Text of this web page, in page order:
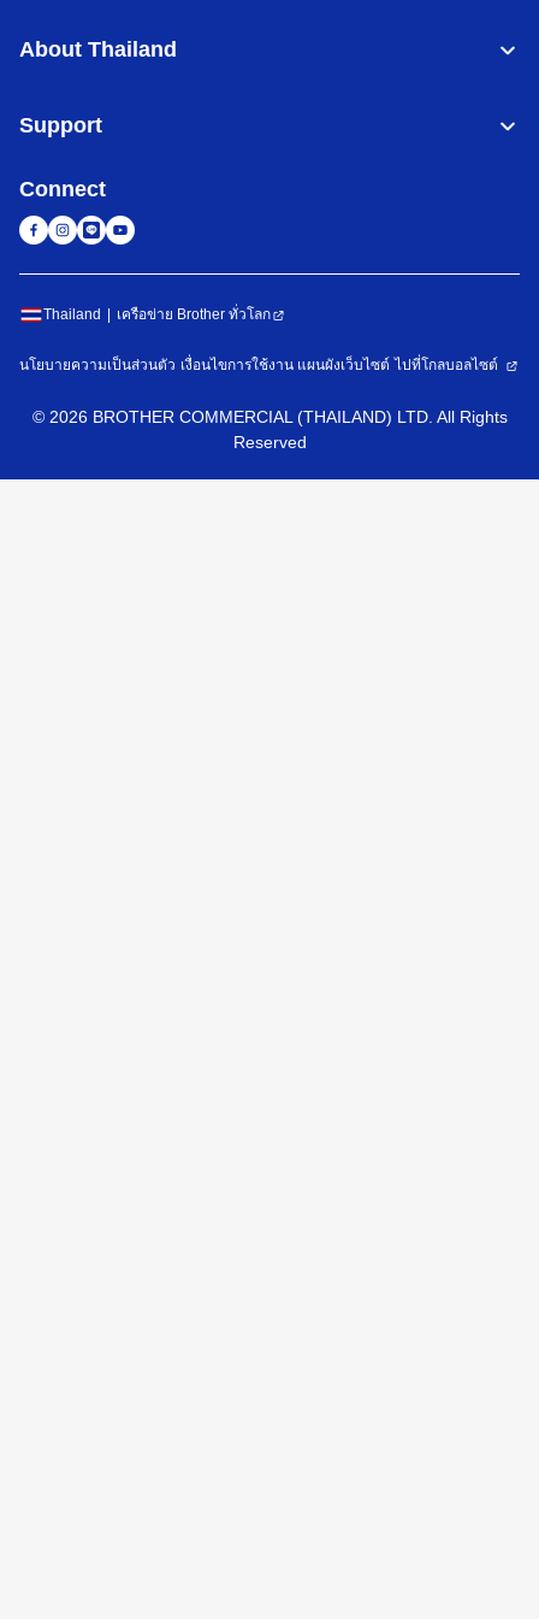
About Thailand
Support
Connect
Thailand เครือข่าย Brother ทั่วโลก
นโยบายความเป็นส่วนตัว เงื่อนไขการใช้งาน แผนผังเว็บไซต์ ไปที่โกลบอลไซต์
© 2026 BROTHER COMMERCIAL (THAILAND) LTD. All Rights
Reserved